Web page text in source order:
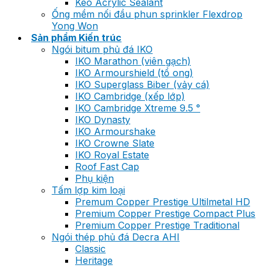
Keo Acrylic Sealant
Ống mềm nối đầu phun sprinkler Flexdrop
Yong Won
Sản phẩm Kiến trúc
Ngói bitum phủ đá IKO
IKO Marathon (viên gạch)
IKO Armourshield (tổ ong)
IKO Superglass Biber (vảy cá)
IKO Cambridge (xếp lớp)
IKO Cambridge Xtreme 9.5 °
IKO Dynasty
IKO Armourshake
IKO Crowne Slate
IKO Royal Estate
Roof Fast Cap
Phụ kiện
Tấm lợp kim loại
Premum Copper Prestige Ultilmetal HD
Premium Copper Prestige Compact Plus
Premium Copper Prestige Traditional
Ngói thép phủ đá Decra AHI
Classic
Heritage